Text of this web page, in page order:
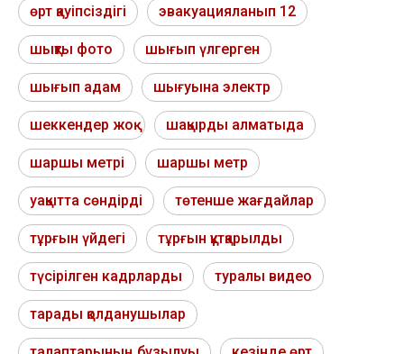
өрт қауіпсіздігі эвакуацияланып 12
шықты фото шығып үлгерген
шығып адам шығуына электр
шеккендер жоқ шақырды алматыда
шаршы метрі шаршы метр
уақытта сөндірді төтенше жағдайлар
тұрғын үйдегі тұрғын құтқарылды
түсірілген кадрларды туралы видео
тарады қолданушылар